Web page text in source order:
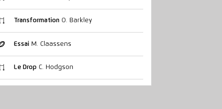
TransformationO. Barkley
EssaiM. Claassens
Le DropC. Hodgson